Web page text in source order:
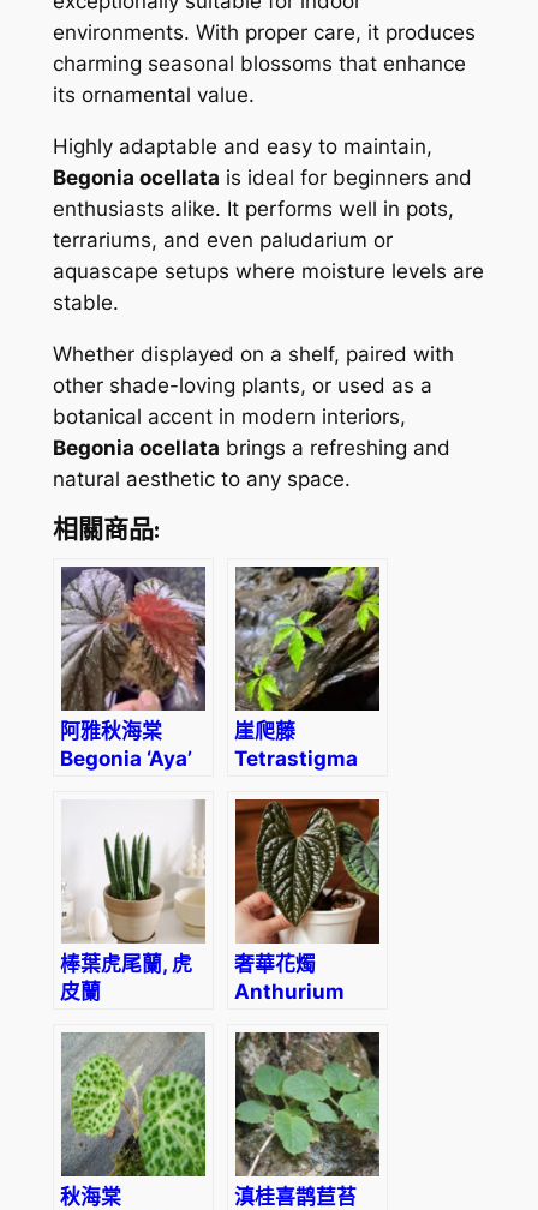
environments. With proper care, it produces
charming seasonal blossoms that enhance
its ornamental value.
Highly adaptable and easy to maintain,
Begonia ocellata is ideal for beginners and
enthusiasts alike. It performs well in pots,
terrariums, and even paludarium or
aquascape setups where moisture levels are
stable.
Whether displayed on a shelf, paired with
other shade-loving plants, or used as a
botanical accent in modern interiors,
Begonia ocellata brings a refreshing and
natural aesthetic to any space.
相關商品:
阿雅秋海棠
Begonia ‘Aya’
崖爬藤
Tetrastigma
(Wall.) Planch
棒葉虎尾蘭, 虎
皮蘭
Cylindrica
(Dracaena
angolensis)
奢華花燭
Anthurium
秋海棠
滇桂喜鹊苣苔